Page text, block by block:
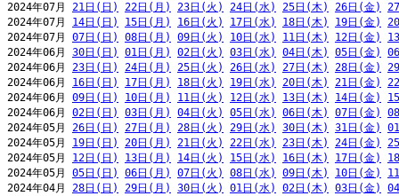
2024年07月 21日(日) 22日(月) 23日(火) 24日(水) 25日(木) 26日(金)
2024年07月 14日(日) 15日(月) 16日(火) 17日(水) 18日(木) 19日(金)
2024年07月 07日(日) 08日(月) 09日(火) 10日(水) 11日(木) 12日(金)
2024年06月 30日(日) 01日(月) 02日(火) 03日(水) 04日(木) 05日(金)
2024年06月 23日(日) 24日(月) 25日(火) 26日(水) 27日(木) 28日(金)
2024年06月 16日(日) 17日(月) 18日(火) 19日(水) 20日(木) 21日(金)
2024年06月 09日(日) 10日(月) 11日(火) 12日(水) 13日(木) 14日(金)
2024年06月 02日(日) 03日(月) 04日(火) 05日(水) 06日(木) 07日(金)
2024年05月 26日(日) 27日(月) 28日(火) 29日(水) 30日(木) 31日(金)
2024年05月 19日(日) 20日(月) 21日(火) 22日(水) 23日(木) 24日(金)
2024年05月 12日(日) 13日(月) 14日(火) 15日(水) 16日(木) 17日(金)
2024年05月 05日(日) 06日(月) 07日(火) 08日(水) 09日(木) 10日(金)
2024年04月 28日(日) 29日(月) 30日(火) 01日(水) 02日(木) 03日(金)